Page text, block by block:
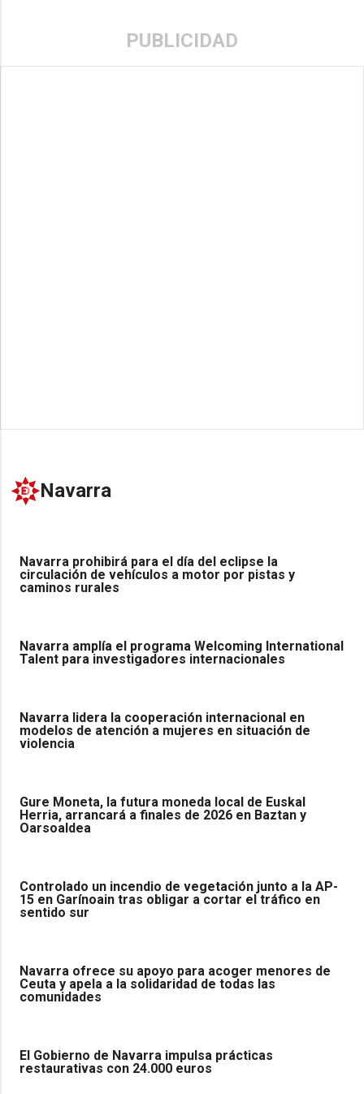
PUBLICIDAD
Navarra
Navarra prohibirá para el día del eclipse la
circulación de vehículos a motor por pistas y
caminos rurales
Navarra amplía el programa Welcoming International
Talent para investigadores internacionales
Navarra lidera la cooperación internacional en
modelos de atención a mujeres en situación de
violencia
Gure Moneta, la futura moneda local de Euskal
Herria, arrancará a finales de 2026 en Baztan y
Oarsoaldea
Controlado un incendio de vegetación junto a la AP-
15 en Garínoain tras obligar a cortar el tráfico en
sentido sur
Navarra ofrece su apoyo para acoger menores de
Ceuta y apela a la solidaridad de todas las
comunidades
El Gobierno de Navarra impulsa prácticas
restaurativas con 24.000 euros